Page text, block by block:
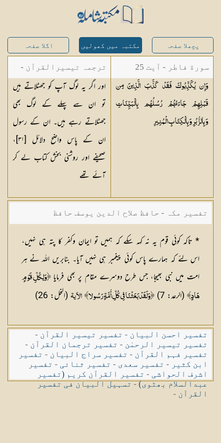
پچھلا صفحہ مکتبہ میں کھولیں اگلا صفحہ
سورة فاطر - آیت 25
وَإِن يُكَذِّبُوكَ فَقَدْ كَذَّبَ الَّذِينَ مِن
قَبْلِهِمْ جَاءَتْهُمْ رُسُلُهُم بِالْبَيِّنَاتِ
وَبِالزُّبُرِ وَبِالْكِتَابِالْمُنِيرِ
ترجمہ تیسیرالقرآن -
مولانا عبد الرحمن
کیلانی
اور اگر یہ لوگ آپ کو جھٹلاتے ہیں
تو ان سے پہلے کے لوگ بھی
جھٹلاتے رہے ہیں۔ ان کے رسول
ان کے پاس واضح دلائل [٣١]،
صحیفے اور روشنی بخش کتاب لے کر
آئے تھے
تفسیر مکہ - حافظ صلاح الدین یوسف حافظ
* تاکہ کوئی قوم یہ نہ کہہ سکے کہ ہمیں تو ایمان وکفر کا پتہ ہی نہیں،
اس لئے کہ ہمارے پاس کوئی پیغمبر ہی نہیں آیا۔ بنابریں اللہ نے ہر
امت میں نبی بھیجا، جس طرح دوسرے مقام پر بھی فرمایا﴿وَلِكُلِّ قَوْمٍ
هَادٍ﴾ (الرعد: 7) ﴿وَلَقَدْ بَعَثْنَا فِي كُلِّ أُمَّةٍ رَسُولا﴾ الآیۃ (النحل: 26)
تفسیر احسن البیان - تفسیر تیسیر القرآن -
تفسیر تیسیر الرحمٰن - تفسیر ترجمان القرآن -
تفسیر فہم القرآن - تفسیر سراج البیان - تفسیر
ابن کثیر - تفسیر سعدی - تفسیر ثنائی - تفسیر
اشرف الحواشی - تفسیر القرآن کریم (تفسیر
عبدالسلام بھٹوی)-تسہیل البیان فی تفسیر
القرآن -